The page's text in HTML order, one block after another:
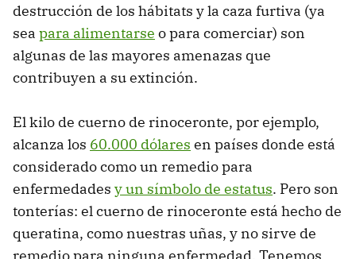
destrucción de los hábitats y la caza furtiva (ya
sea para alimentarse o para comerciar) son
algunas de las mayores amenazas que
contribuyen a su extinción.
El kilo de cuerno de rinoceronte, por ejemplo,
alcanza los 60.000 dólares en países donde está
considerado como un remedio para
enfermedades y un símbolo de estatus. Pero son
tonterías: el cuerno de rinoceronte está hecho de
queratina, como nuestras uñas, y no sirve de
remedio para ninguna enfermedad. Tenemos